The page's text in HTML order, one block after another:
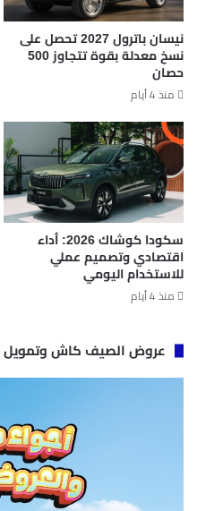
نيسان باترول 2027 تحصل على
نسخ معدلة بقوة تتجاوز 500
حصان
منذ 4 أيام
سكودا كوشاك 2026: أداء
اقتصادي وتصميم عملي
للاستخدام اليومي
منذ 4 أيام
عروض الصيف كاش وتمويل